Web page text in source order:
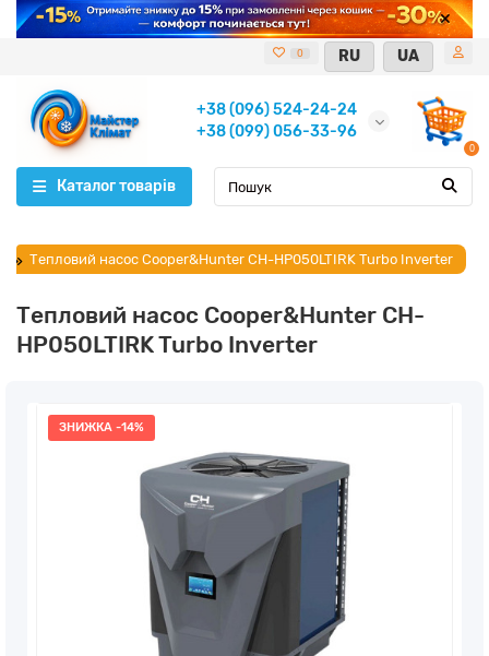
0 RU UA
+38 (096) 524-24-24
+38 (099) 056-33-96
0
Каталог товарів
Тепловий насос Cooper&Hunter CH-HP050LTIRK Turbo Inverter
Тепловий насос Cooper&Hunter CH-
HP050LTIRK Turbo Inverter
ЗНИЖКА -14%